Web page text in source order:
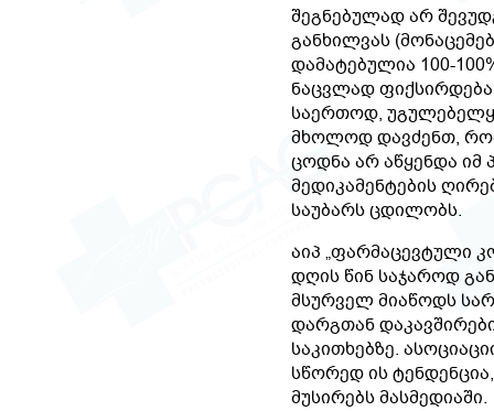
შეგნებულად არ
განხილვას
დამატებულია 100-
ნაცვლად ფიქსირდება
საერთოდ,
მხოლოდ დავძენთ,
ცოდნა არ აწყენდა იმ
მედიკამენტების
საუბარს ცდილობს.
აიპ „ფარმაცევტული
დღის წინ საჯაროდ
მსურველ მიაწოდს
დარგთან
საკითხებზე.
სწორედ ის
მუსირებს მასმედიაში.